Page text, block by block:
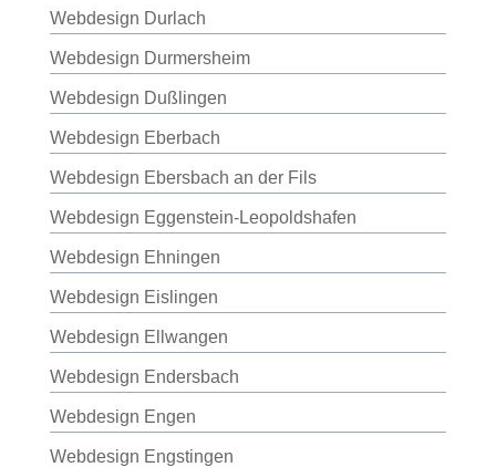
Webdesign Durlach
Webdesign Durmersheim
Webdesign Dußlingen
Webdesign Eberbach
Webdesign Ebersbach an der Fils
Webdesign Eggenstein-Leopoldshafen
Webdesign Ehningen
Webdesign Eislingen
Webdesign Ellwangen
Webdesign Endersbach
Webdesign Engen
Webdesign Engstingen